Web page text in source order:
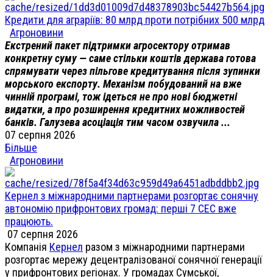
Кредити для аграріїв: 80 млрд проти потрібних 500 млрд
Агроновини
Екстрений пакет підтримки агросектору отримав
конкретну суму — саме стільки коштів держава готова
спрямувати через пільгове кредитування після зупинки
морського експорту. Механізм побудований на вже
чинній програмі, тож ідеться не про нові бюджетні
видатки, а про розширення кредитних можливостей
банків. Галузева асоціація тим часом озвучила ...
07 серпня 2026
Більше
Агроновини
Кернел з міжнародними партнерами розгортає сонячну
автономію прифронтових громад: перші 7 СЕС вже
працюють.
07 серпня 2026
Компанія Кернел разом з міжнародними партнерами
розгортає мережу децентралізованої сонячної генерації
у прифронтових регіонах. У громадах Сумської,